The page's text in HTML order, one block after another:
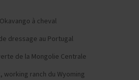
à cheval
dressage au Portugal
de la Mongolie Centrale
working ranch du Wyoming